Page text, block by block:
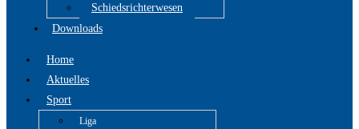
Schiedsrichterwesen
Downloads
Home
Aktuelles
Sport
Liga